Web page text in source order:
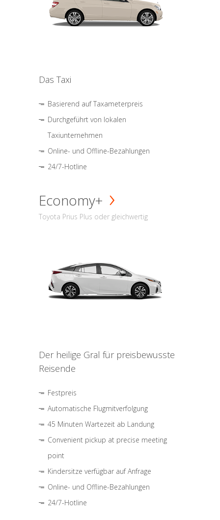
Das Taxi
Basierend auf Taxameterpreis
Durchgeführt von lokalen
Taxiunternehmen
Online- und Offline-Bezahlungen
24/7-Hotline
Economy+
Toyota Prius Plus oder gleichwertig
Der heilige Gral für preisbewusste
Reisende
Festpreis
Automatische Flugmitverfolgung
45 Minuten Wartezeit ab Landung
Convenient pickup at precise meeting
point
Kindersitze verfügbar auf Anfrage
Online- und Offline-Bezahlungen
24/7-Hotline